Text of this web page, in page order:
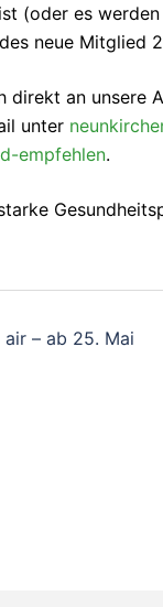
(oder es
neue Mitglied
direkt an unsere
unter
empfehlen.
– ab 25. Mai